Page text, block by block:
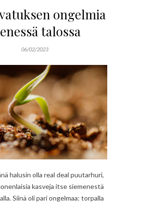
ongelmia
talossa
06/02/2023
halusin olla real deal puutarhuri,
kasveja itse siemenestä
Siinä oli pari ongelmaa: torpalla